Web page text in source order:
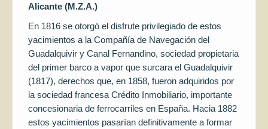
Alicante (M.Z.A.)
En 1816 se otorgó el disfrute privilegiado de estos
yacimientos a la Compañía de Navegación del
Guadalquivir y Canal Fernandino, sociedad propietaria
del primer barco a vapor que surcara el Guadalquivir
(1817), derechos que, en 1858, fueron adquiridos por
la sociedad francesa Crédito Inmobiliario, importante
concesionaria de ferrocarriles en España. Hacia 1882
estos yacimientos pasarían definitivamente a formar